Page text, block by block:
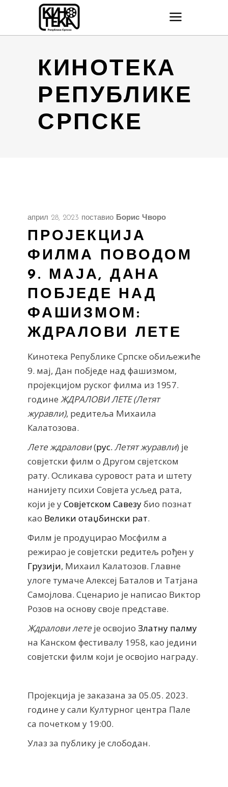
КИНОТЕКА
РЕПУБЛИКЕ
СРПСКЕ
април 28, 2023 поставио Борис Чворо
ПРОЈЕКЦИЈА
ФИЛМА ПОВОДОМ
9. МАЈА, ДАНА
ПОБЈЕДЕ НАД
ФАШИЗМОМ:
ЖДРАЛОВИ ЛЕТЕ
Кинотека Републике Српске обиљежиће
9. мај, Дан побједе над фашизмом,
пројекцијом руског филма из 1957.
године ЖДРАЛОВИ ЛЕТЕ (Летят
журавли), редитеља Михаила
Калатозова.
Лете ждралови(рус. Летят журавли) је
совјетски филм о Другом свјетском
рату. Осликава суровост рата и штету
нанијету психи Совјета усљед рата,
који је уСовјетском Савезубио познат
као Велики отаџбински рат.
Филм је продуцирао Мосфилм а
режирао је совјетски редитељ рођен у
Грузији, Михаил Калатозов. Главне
улоге тумаче Алексеј Баталов и Татјана
Самојлова. Сценарио је написао Виктор
Розов на основу своје представе.
Ждралови лете је освојио Златну палму
на Канском фестивалу 1958, као једини
совјетски филм који је освојио награду.
Пројекција је заказана за 05.05. 2023.
године у сали Културног центра Пале
са почетком у 19:00.
Улаз за публику је слободан.